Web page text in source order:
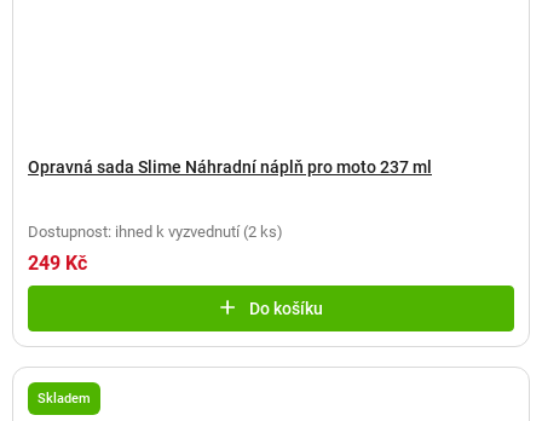
Opravná sada Slime Náhradní náplň pro moto 237 ml
Dostupnost: ihned k vyzvednutí (2 ks)
249 Kč
Do košíku
Skladem